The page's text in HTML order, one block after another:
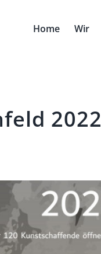
Home Wir
2022